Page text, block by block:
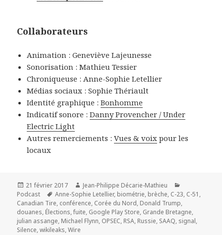
Collaborateurs
Animation : Geneviève Lajeunesse
Sonorisation : Mathieu Tessier
Chroniqueuse : Anne-Sophie Letellier
Médias sociaux : Sophie Thériault
Identité graphique :Bonhomme
Indicatif sonore :Danny Provencher / Under
Electric Light
Autres remerciements :Vues & voix pour les
locaux
Publié
le
21 février 2017 Auteur
Jean-Philippe Décarie-Mathieu
Podcast
Mots-
clés
Anne-Sophie Letellier, biométrie, brèche, C-23, C-51 ,
Canadian Tire, conférence, Corée du Nord, Donald Trump,
douanes, Élections,fuite, Google Play Store, Grande Bretagne,
julian assange, Michael Flynn, OPSEC, RSA, Russie, SAAQ, signal,
Silence,wikileaks,Wire